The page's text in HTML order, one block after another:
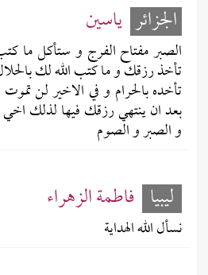
الجزائر ياسين
الصبر مفتاح الفرج و ستأكل ما
تأخذ رزقك و ما كتب الله لك
تأخده بالحرام و في الاخير لن
بعد ان ينتهي رزقك فيها لذلك
و الصبر و الصوم
ليبيا فاطمة الزهراء
نسأل الله الهداية